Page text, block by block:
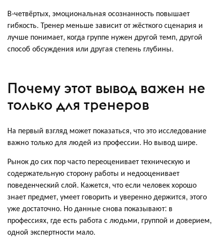
В-четвёртых, эмоциональная осознанность повышает
гибкость. Тренер меньше зависит от жёсткого сценария и
лучше понимает, когда группе нужен другой темп, другой
способ обсуждения или другая степень глубины.
Почему этот вывод важен не
только для тренеров
На первый взгляд может показаться, что это исследование
важно только для людей из профессии. Но вывод шире.
Рынок до сих пор часто переоценивает техническую и
содержательную сторону работы и недооценивает
поведенческий слой. Кажется, что если человек хорошо
знает предмет, умеет говорить и уверенно держится, этого
уже достаточно. Но данные снова показывают: в
профессиях, где есть работа с людьми, группой и доверием,
одной экспертности мало.